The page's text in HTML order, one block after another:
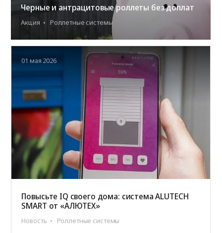
Черные и антрацитовые роллеты без доплат
Акция Роллетные системы
Повысьте IQ своего дома: система ALUTECH
SMART от «АЛЮТЕХ»
Новость Роллетные системы
01 мая 2026